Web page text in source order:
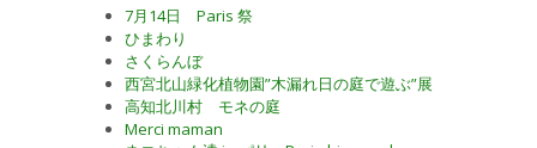
7月14日 Paris 祭
ひまわり
さくらんぼ
西宮北山緑化植物園”木漏れ日の庭で遊ぶ”展
高知北川村 モネの庭
Merci maman